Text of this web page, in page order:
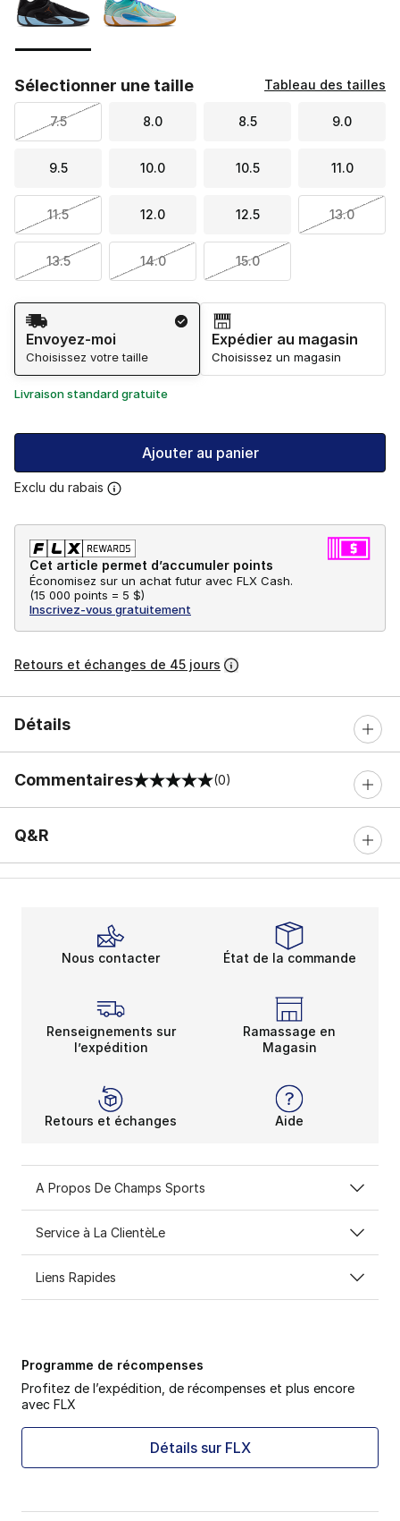
Sélectionner une taille Tableau des tailles
7.5 8.0 8.5 9.0
9.5 10.0 10.5 11.0
11.5 12.0 12.5 13.0
13.5 14.0 15.0
Méthode d’expédition
Envoyez-moi
Choisissez votre taille
Expédier au magasin
Choisissez un magasin
Livraison standard gratuite
Ajouter au panier
Exclu du rabais
Cet article permet d’accumuler points
Économisez sur un achat futur avec FLX Cash.
(15 000 points = 5 $)
Inscrivez-vous gratuitement
Retours et échanges de 45 jours
Détails
Commentaires
0 sur 5 notes (0)
Q&R
Nous contacter État de la commande
Renseignements sur
l’expédition
Ramassage en
Magasin
Retours et échanges Aide
A Propos De Champs Sports
Service à La ClientèLe
Liens Rapides
Programme de récompenses
Profitez de l’expédition, de récompenses et plus encore
avec FLX
Détails sur FLX